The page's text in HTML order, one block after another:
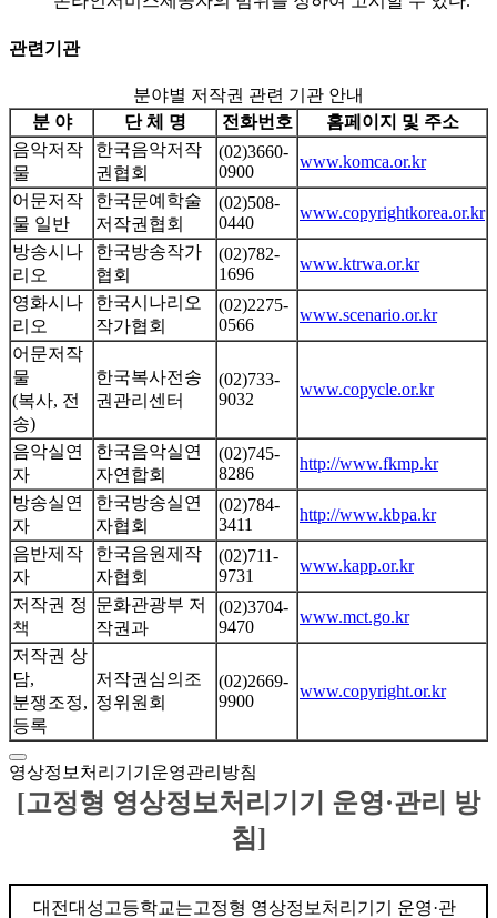
관련기관
분야별 저작권 관련 기관 안내
분 야
단 체 명 전화번호
홈페이지 및 주소
음악저작
물
한국음악저작
권협회
(02)3660-
0900
www.komca.or.kr
어문저작
물 일반
한국문예학술
저작권협회
(02)508-
0440
www.copyrightkorea.or.kr
방송시나
리오
한국방송작가
협회
(02)782-
1696
www.ktrwa.or.kr
영화시나
리오
한국시나리오
작가협회
(02)2275-
0566
www.scenario.or.kr
어문저작
물
(복사, 전
송)
한국복사전송
권관리센터
(02)733-
9032
www.copycle.or.kr
음악실연
자
한국음악실연
자연합회
(02)745-
8286
http://www.fkmp.kr
방송실연
자
한국방송실연
자협회
(02)784-
3411
http://www.kbpa.kr
음반제작
자
한국음원제작
자협회
(02)711-
9731
www.kapp.or.kr
저작권 정
책
문화관광부 저
작권과
(02)3704-
9470
www.mct.go.kr
저작권 상
담,
분쟁조정,
등록
저작권심의조
정위원회
(02)2669-
9900
www.copyright.or.kr
영상정보처리기기운영관리방침
[고정형 영상정보처리기기 운영·관리 방
침]
대전대성고등학교는고정형 영상정보처리기기 운영·관